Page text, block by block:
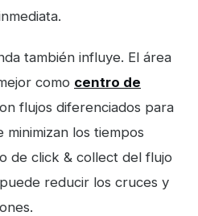
también influye. El área
como centro de
flujos diferenciados para
los tiempos
de click & collect del flujo
reducir los cruces y